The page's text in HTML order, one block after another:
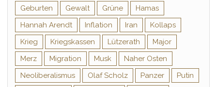
Geburten
Gewalt Grüne
Hamas
Hannah Arendt
Inflation Iran
Kollaps
Krieg
Kriegskassen Lützerath
Major
Merz
Migration Musk
Naher Osten
Neoliberalismus
Olaf Scholz Panzer
Putin